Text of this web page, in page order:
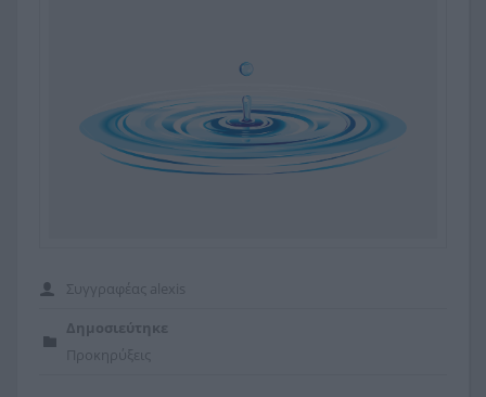
Προμήθειες
Προσκλήσεις
Συγγραφέας alexis
Δημοσιεύτηκε
Προκηρύξεις